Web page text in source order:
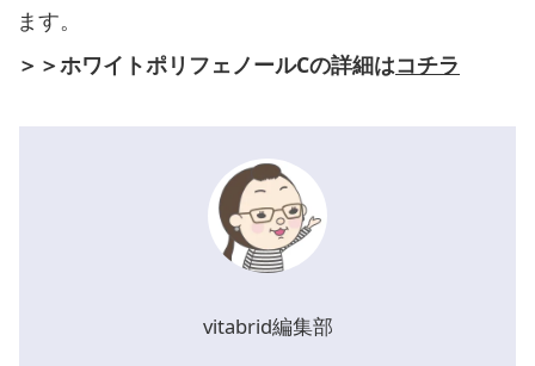
お
ます。
＞＞ホワイトポリフェノールCの詳細はコチラ
vitabrid編集部